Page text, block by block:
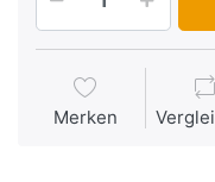
Merken